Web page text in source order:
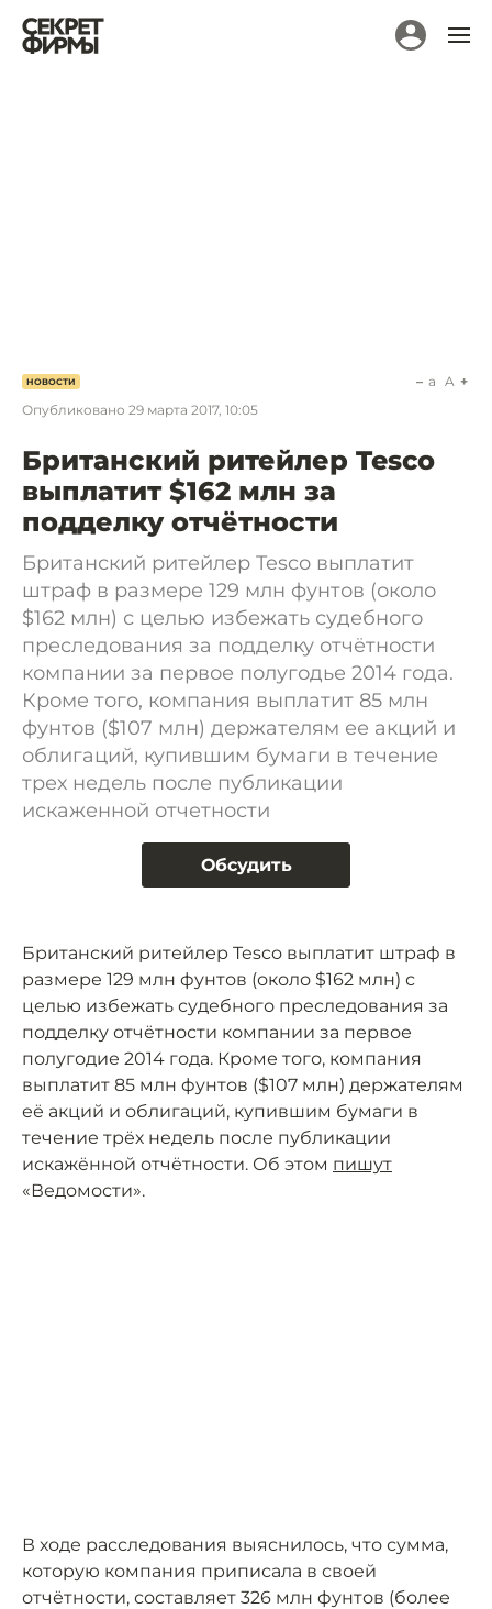
НОВОСТИ
Опубликовано 29 марта 2017, 10:05
a A
Британский ритейлер Tesco
выплатит $162 млн за
подделку отчётности
Британский ритейлер Tesco выплатит
штраф в размере 129 млн фунтов (около
$162 млн) с целью избежать судебного
преследования за подделку отчётности
компании за первое полугодье 2014 года.
Кроме того, компания выплатит 85 млн
фунтов ($107 млн) держателям ее акций и
облигаций, купившим бумаги в течение
трех недель после публикации
искаженной отчетности
Обсудить
Британский ритейлер Tesco выплатит штраф в
размере 129 млн фунтов (около $162 млн) с
целью избежать судебного преследования за
подделку отчётности компании за первое
полугодие 2014 года. Кроме того, компания
выплатит 85 млн фунтов ($107 млн) держателям
её акций и облигаций, купившим бумаги в
течение трёх недель после публикации
искажённой отчётности. Об этом пишут
«Ведомости».
В ходе расследования выяснилось, что сумма,
которую компания приписала в своей
отчётности, составляет 326 млн фунтов (более